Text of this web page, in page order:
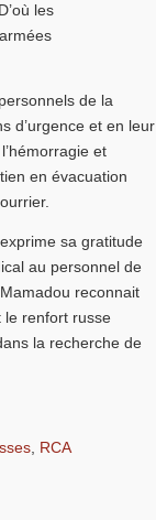
les
de la
d’urgence et en leur
et
en évacuation
sa gratitude
au personnel de
reconnait
le renfort russe
la recherche de
RCA